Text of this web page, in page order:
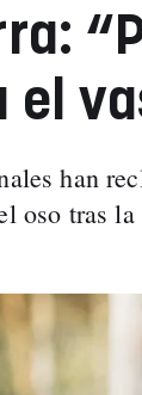
el
han
oso tras